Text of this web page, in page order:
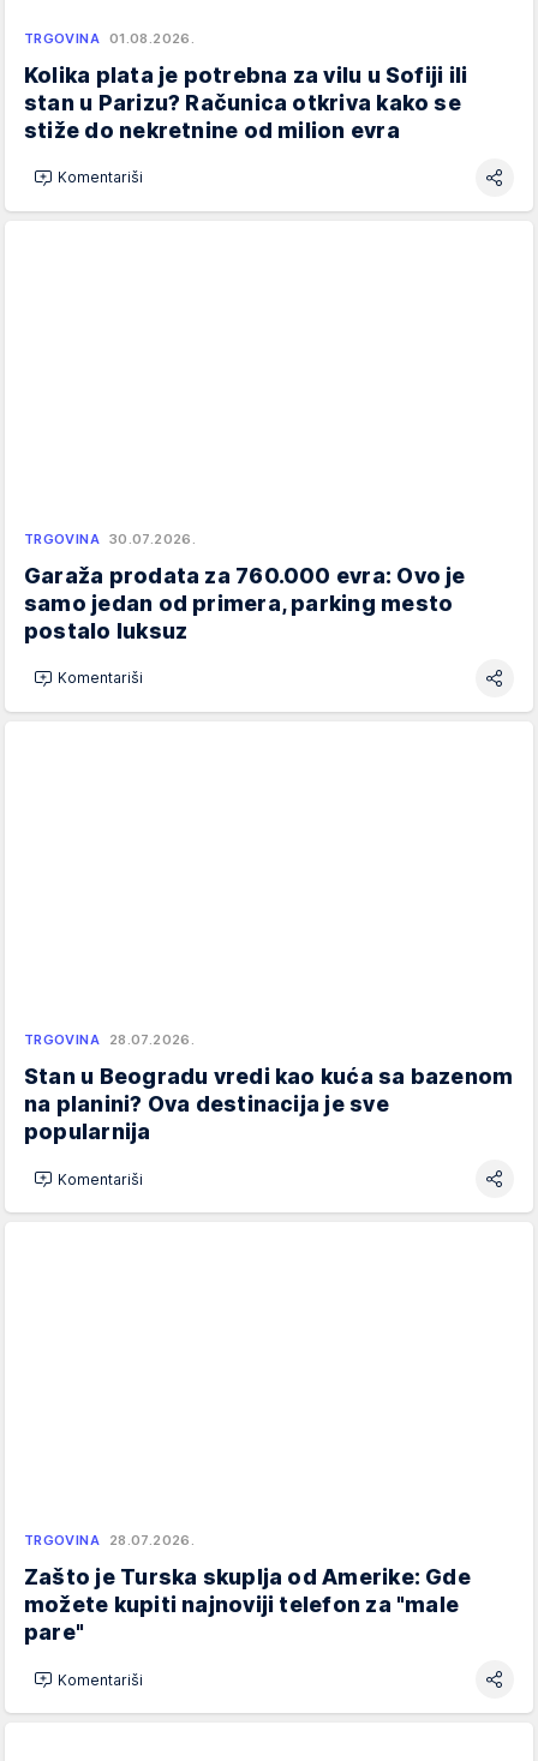
TRGOVINA 01.08.2026.
Kolika plata je potrebna za vilu u Sofiji ili
stan u Parizu? Računica otkriva kako se
stiže do nekretnine od milion evra
Komentariši
TRGOVINA 30.07.2026.
Garaža prodata za 760.000 evra: Ovo je
samo jedan od primera, parking mesto
postalo luksuz
Komentariši
TRGOVINA 28.07.2026.
Stan u Beogradu vredi kao kuća sa bazenom
na planini? Ova destinacija je sve
popularnija
Komentariši
TRGOVINA 28.07.2026.
Zašto je Turska skuplja od Amerike: Gde
možete kupiti najnoviji telefon za "male
pare"
Komentariši